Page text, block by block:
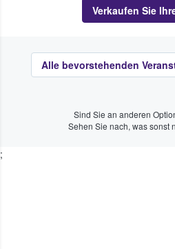
Verkaufen Sie
Alle bevorstehenden
Sind Sie an anderen
Sehen Sie nach, was sonst
;